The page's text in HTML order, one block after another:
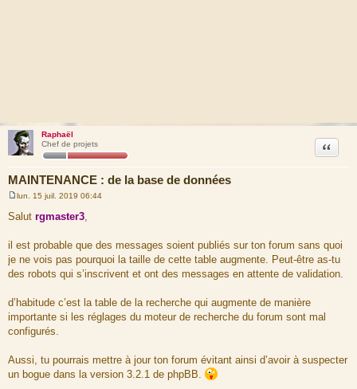
Raphaël
Chef de projets
MAINTENANCE : de la base de données
Citation
e
s
g
e
lun. 15 juil. 2019 06:44
Salut rgmaster3
il est probable que des messages soient publiés sur ton forum sans quoi
je ne vois pas pourquoi la taille de cette table augmente. Peut-être as-tu
des robots qui s’inscrivent et ont des messages en attente de validation.
d’habitude c’est la table de la recherche qui augmente de manière
importante si les réglages du moteur de recherche du forum sont mal
configurés.
Aussi, tu pourrais mettre à jour ton forum évitant ainsi d’avoir à suspecter
un bogue dans la version 3.2.1 de phpBB.